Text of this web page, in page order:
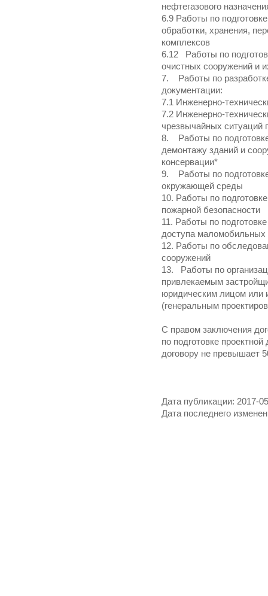
нефтегазового
6.9 Работы по
обработки, хранения,
комплексов
6.12 Работы по
очистных сооружений и
7. Работы по
документации:
7.1 Инженерно-
7.2 Инженерно-
чрезвычайных ситуаций
8. Работы по подготовке
демонтажу зданий и
консервации*
9. Работы по
окружающей среды
10. Работы по
пожарной безопасности
11. Работы по
доступа маломобильных
12. Работы по
сооружений
13. Работы по
привлекаемым
юридическим лицом или
(генеральным
С правом заключения
по подготовке
договору не превышает
Дата публикации: 2017-
Дата последнего